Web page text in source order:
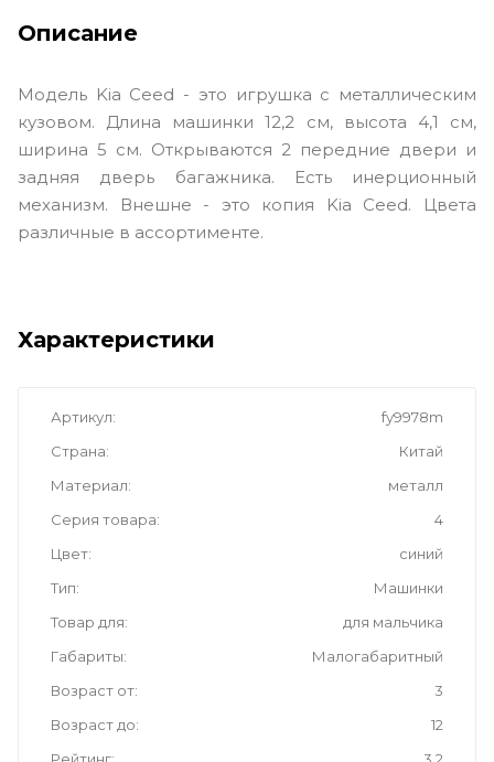
Описание
Модель Kia Ceed - это игрушка с металлическим
кузовом. Длина машинки 12,2 см, высота 4,1 см,
ширина 5 см. Открываются 2 передние двери и
задняя дверь багажника. Есть инерционный
механизм. Внешне - это копия Kia Ceed. Цвета
различные в ассортименте.
Характеристики
Артикул
fy9978m
Страна
Китай
Материал
металл
Серия товара
4
Цвет
синий
Тип
Машинки
Товар для
для мальчика
Габариты
Малогабаритный
Возраст от
3
Возраст до
12